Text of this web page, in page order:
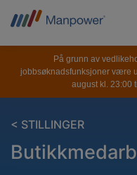
På grunn av
jobbsøknadsfunksjoner være
august kl. 23:00
< STILLINGER